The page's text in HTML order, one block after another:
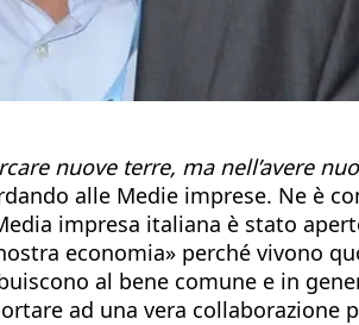
nuove terre, ma nell’avere
alle Medie imprese. Ne è
impresa italiana è stato
economia» perché vivono
al bene comune e in
ad una vera collaborazione